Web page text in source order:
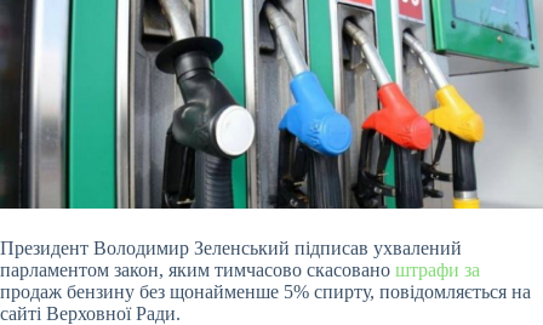
Президент Володимир Зеленський підписав ухвалений
парламентом закон, яким тимчасово скасовано штрафи за
продаж бензину без щонайменше 5% спирту, повідомляється на
сайті Верховної Ради.